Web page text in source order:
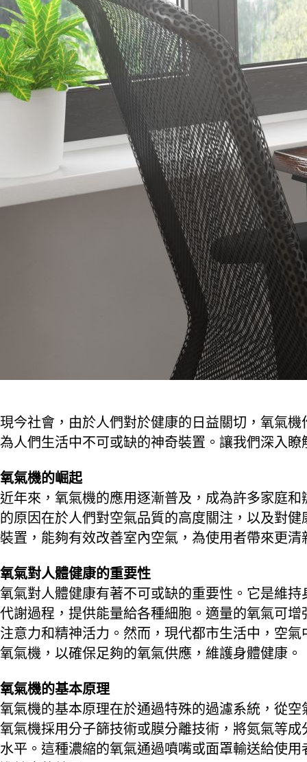
現今社會，由於人們對於健康的日益關切，氧氣
為人們生活中不可或缺的神奇裝置。讓我們深入
氧氣機的崛起
近年來，氧氣機的應用逐漸普及，成為許多家庭
的原因在於人們對空氣品質的高度關注，以及對
裝置，能夠有效改善室內空氣，為使用者帶來更
氧氣對人體健康的重要性
氧氣對人體健康有著不可或缺的重要性。它是維
代謝過程，提供能量給各種細胞。適量的氧氣可
注意力和精神活力。然而，現代都市生活中，空
氧氣機，以確保足夠的氧氣供應，維護身體健康。
氧氣機的基本原理
氧氣機的基本原理在於通過特殊的過濾系統，從
氧氣機採用分子篩技術或膜分離技術，將氮氣等
水平。這種濃縮的氧氣通過噴嘴或面罩輸送給使